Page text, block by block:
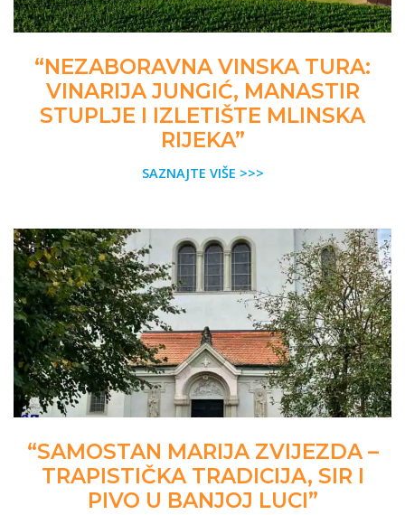
“NEZABORAVNA VINSKA TURA:
VINARIJA JUNGIĆ, MANASTIR
STUPLJE I IZLETIŠTE MLINSKA
RIJEKA”
SAZNAJTE VIŠE >>>
“SAMOSTAN MARIJA ZVIJEZDA –
TRAPISTIČKA TRADICIJA, SIR I
PIVO U BANJOJ LUCI”